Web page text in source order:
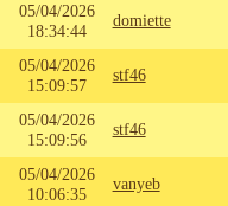
05/04/2026
18:34:44
domiette
05/04/2026
15:09:57
stf46
05/04/2026
15:09:56
stf46
05/04/2026
10:06:35
vanyeb